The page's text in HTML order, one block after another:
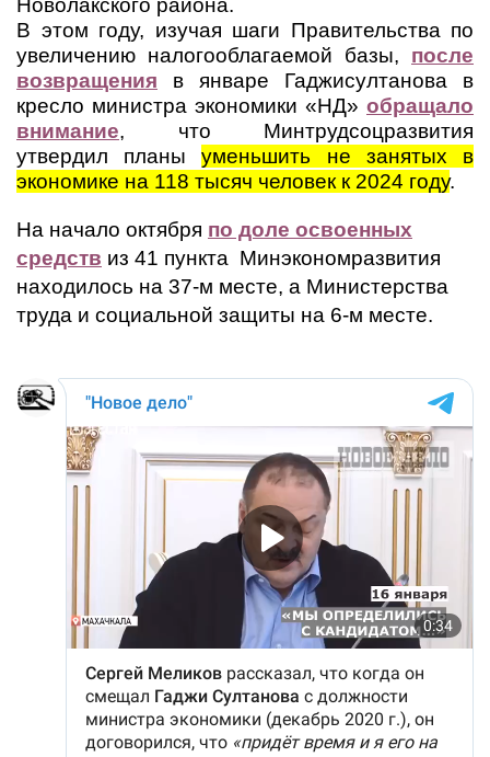
Новолакского района.
В этом году, изучая шаги Правительства по
увеличению налогооблагаемой базы, после
возвращения в январе Гаджисултанова в
кресло министра экономики «НД» обращало
внимание, что Минтрудсоцразвития
утвердил планыуменьшить не занятых в
экономике на 118 тысяч человек к 2024 году.
На начало октября по доле освоенных
средств из 41 пункта Минэкономразвития
находилось на 37-м месте, а Министерства
труда и социальной защиты на 6-м месте.